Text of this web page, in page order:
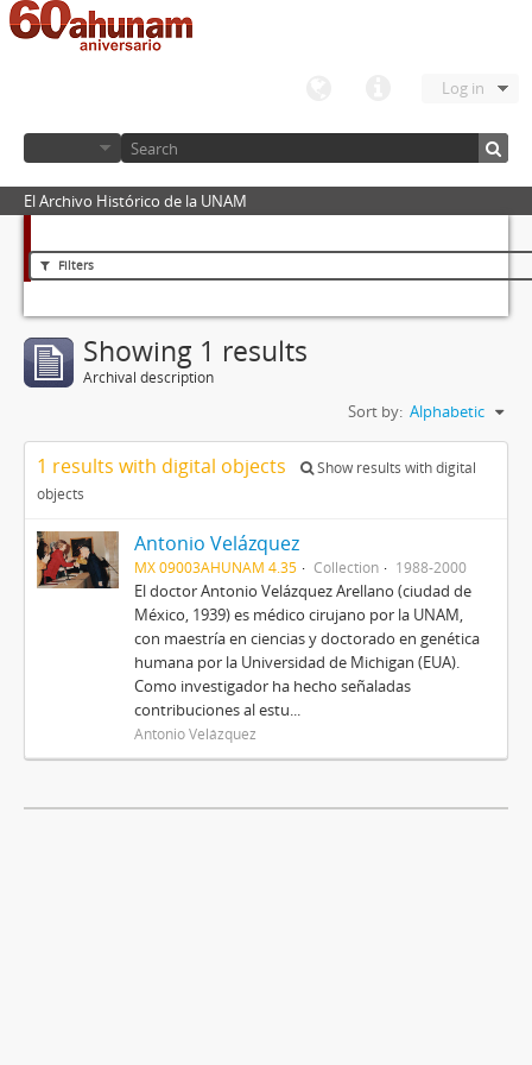
Log in
El Archivo Histórico de la UNAM
Filters
Showing 1 results
Archival description
Sort by: Alphabetic
1 results with digital objects
Show results with digital
objects
Antonio Velázquez
MX 09003AHUNAM 4.35 Collection 1988-2000
El doctor Antonio Velázquez Arellano (ciudad de
México, 1939) es médico cirujano por la UNAM,
con maestría en ciencias y doctorado en genética
humana por la Universidad de Michigan (EUA).
Como investigador ha hecho señaladas
contribuciones al estu...
Antonio Velázquez